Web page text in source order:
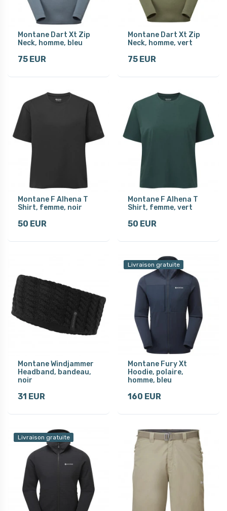
Montane Dart Xt Zip
Neck, homme, bleu
75 EUR
Montane Dart Xt Zip
Neck, homme, vert
75 EUR
Montane F Alhena T
Shirt, femme, noir
50 EUR
Montane F Alhena T
Shirt, femme, vert
50 EUR
Montane Windjammer
Headband, bandeau,
noir
31 EUR
Livraison gratuite
Montane Fury Xt
Hoodie, polaire,
homme, bleu
160 EUR
Livraison gratuite